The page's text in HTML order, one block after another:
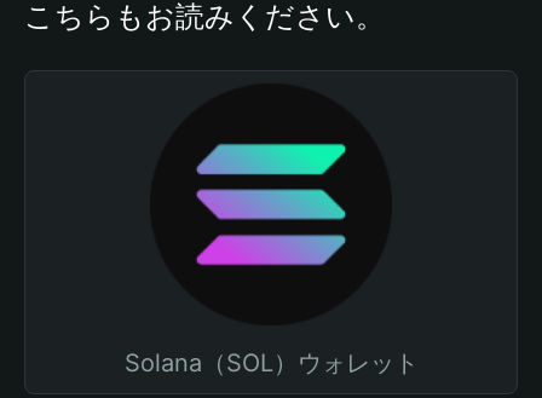
こちらもお読みください。
Solana（SOL）ウォレット